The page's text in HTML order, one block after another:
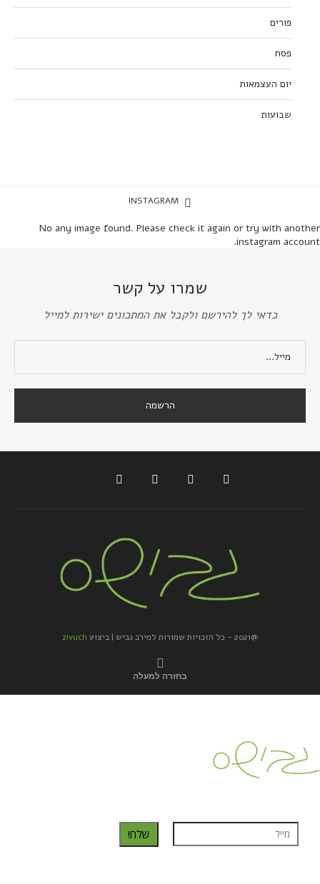
פורים
פסח
יום העצמאות
שבועות
INSTAGRAM
No any image found. Please check it again or try with another
instagram account.
שמרו על קשר
כדאי לך להירשם ולקבל את המתכונים ישירות למייל
@2021 - כל הזכויות שמורות למירב גביש | ביצוע zivuch
בחזרה למעלה
שלח!